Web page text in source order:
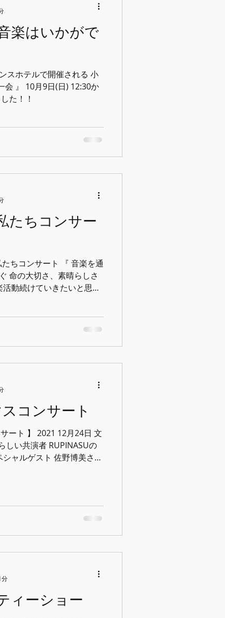
楽はいかがで
スホテルで開催される 小
会 』 10月9日(日) 12:30か
た！！
たちコンサー
ちコンサート 『 音楽を通
命の大切さ、素晴らしさ
動続けていきたいと思い
スコンサート
ート 】 2021 12月24日 文
しい共演者 RUPINASUの
ィーショー
分